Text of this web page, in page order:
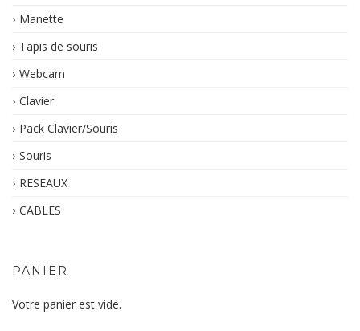
Manette
Tapis de souris
Webcam
Clavier
Pack Clavier/Souris
Souris
RESEAUX
CABLES
PANIER
Votre panier est vide.